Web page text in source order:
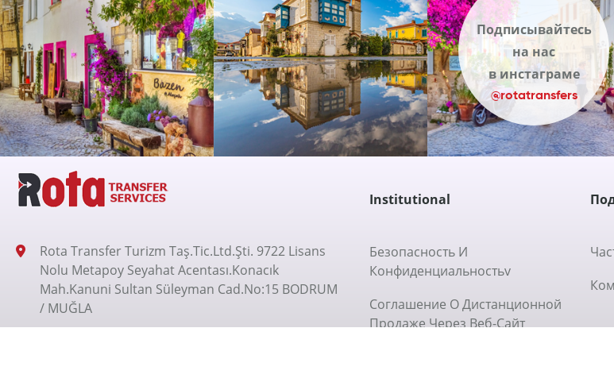
Подписывайтесь
на нас
в инстаграме
@rotatransfers
Rota Transfer Turizm Taş.Tic.Ltd.Şti. 9722 Lisans
Nolu Metapoy Seyahat Acentası.Konacık
Mah.Kanuni Sultan Süleyman Cad.No:15 BODRUM
/ MUĞLA
Institutional
Безопасность И
Конфиденциальностьv
Соглашение О Дистанционной
Продаже Через Веб-Сайт